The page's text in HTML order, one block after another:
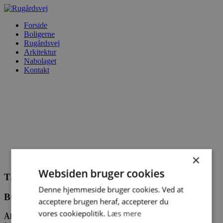
Forside
Boligerne
Rugårdsvej
Arkitektur
Nabolaget
Kontakt
Tæt på bymidte, natur og skov
BO I DET POPULÆRE ÅLØKKEKVARTER
Åløkkekvarteret
×
Websiden bruger cookies
Denne hjemmeside bruger cookies. Ved at
acceptere brugen heraf, accepterer du
vores cookiepolitik. Læs mere